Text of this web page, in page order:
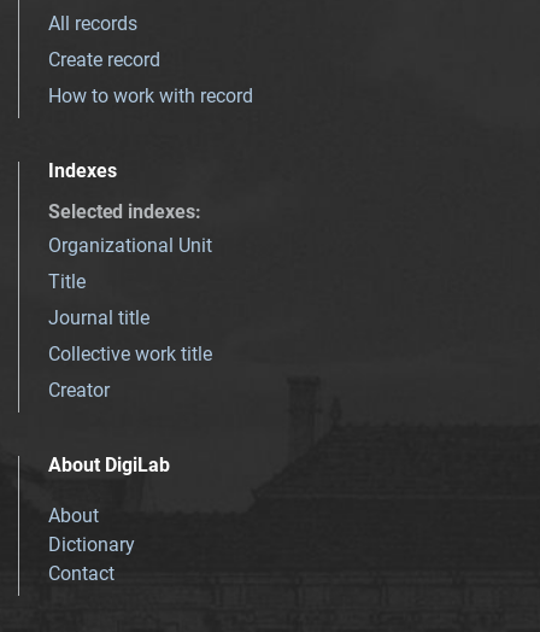
All records
Create record
How to work with record
Indexes
Selected indexes:
Organizational Unit
Title
Journal title
Collective work title
Creator
About DigiLab
About
Dictionary
Contact